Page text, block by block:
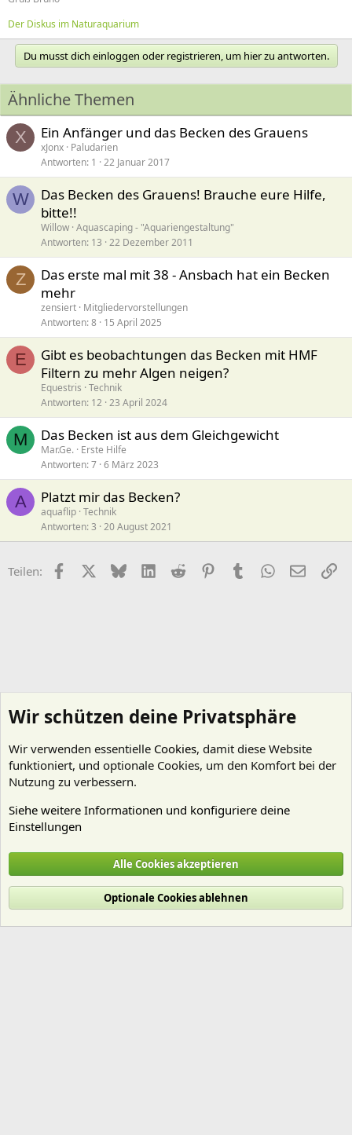
Der Diskus im Naturaquarium
Du musst dich einloggen oder registrieren, um hier zu antworten.
Ähnliche Themen
X Ein Anfänger und das Becken des Grauens
xJonx Paludarien
Antworten 1 22 Januar 2017
W
Das Becken des Grauens! Brauche eure Hilfe,
bitte!!
Willow Aquascaping - "Aquariengestaltung"
Antworten 13 22 Dezember 2011
Z
Das erste mal mit 38 - Ansbach hat ein Becken
mehr
zensiert Mitgliedervorstellungen
Antworten 8 15 April 2025
E
Gibt es beobachtungen das Becken mit HMF
Filtern zu mehr Algen neigen?
Equestris Technik
Antworten 12 23 April 2024
M Das Becken ist aus dem Gleichgewicht
Mar.Ge. Erste Hilfe
Antworten 7 6 März 2023
A Platzt mir das Becken?
aquaflip Technik
Antworten 3 20 August 2021
Teilen: FacebookX (Twitter)
BlueskyLinkedIn
Reddit PinterestTumblr WhatsApp
E-Mail
Cookies
Deutsch (Du)
Nutzungsbedingungen
Datenschutz Hilfe und Impressum
R
Wir schützen deine Privatsphäre
Wir verwenden essentielle Cookies, damit diese Website
funktioniert, und optionale Cookies, um den Komfort bei der
Nutzung zu verbessern.
Siehe weitere Informationen und konfiguriere deine
Einstellungen
Alle Cookies akzeptieren
Optionale Cookies ablehnen